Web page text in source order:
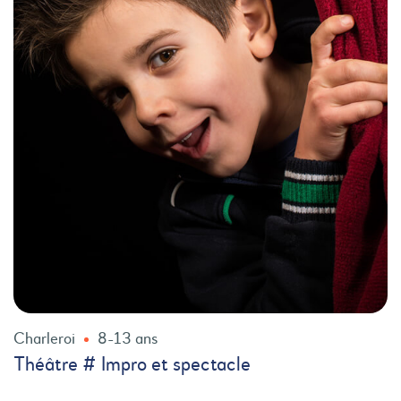
Charleroi 8-13 ans
Théâtre # Impro et spectacle